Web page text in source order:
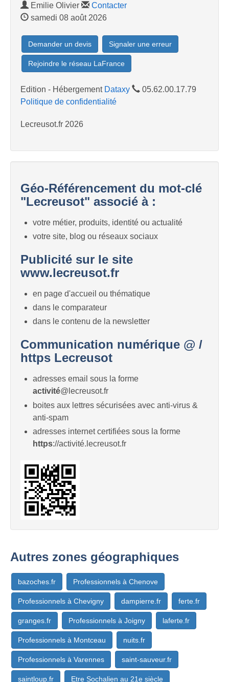
Emilie Olivier
Contacter
samedi 08 août 2026
Demander un devis Signaler une erreur
Rejoindre le réseau LaFrance
Edition - Hébergement Dataxy
05.62.00.17.79
Politique de confidentialité
Lecreusot.fr 2026
Géo-Référencement du mot-clé
"Lecreusot" associé à :
votre métier, produits, identité ou actualité
votre site, blog ou réseaux sociaux
Publicité sur le site
www.lecreusot.fr
en page d'accueil ou thématique
dans le comparateur
dans le contenu de la newsletter
Communication numérique @ /
https Lecreusot
adresses email sous la forme
activité@lecreusot.fr
boites aux lettres sécurisées avec anti-virus &
anti-spam
adresses internet certifiées sous la forme
https://activité.lecreusot.fr
Autres zones géographiques
bazoches.fr Professionnels à Chenove
Professionnels à Chevigny dampierre.fr ferte.fr
granges.fr Professionnels à Joigny laferte.fr
Professionnels à Montceau nuits.fr
Professionnels à Varennes saint-sauveur.fr
saintloup.fr Etre Sochalien au 21e siècle